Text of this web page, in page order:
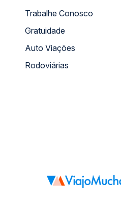
Trabalhe Conosco
Gratuidade
Auto Viações
Rodoviárias